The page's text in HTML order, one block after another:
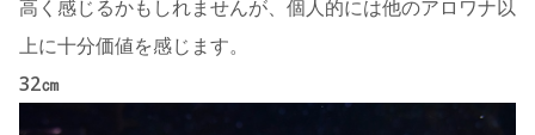
高く感じるかもしれませんが、個人的には他のアロワナ以
上に十分価値を感じます。
32㎝